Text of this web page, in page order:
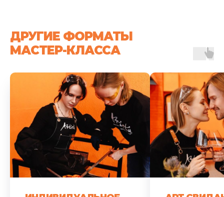
ДРУГИЕ ФОРМАТЫ
МАСТЕР-КЛАССА